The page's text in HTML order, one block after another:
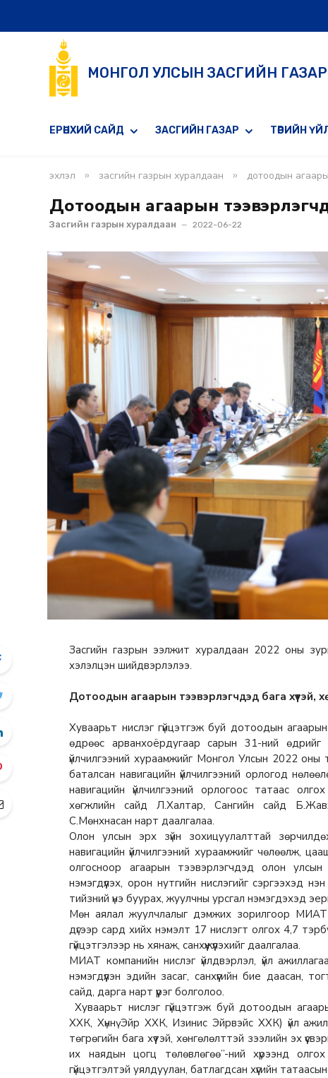
МОНГОЛ УЛСЫН ЗАСГИЙН ГАЗАР
ЕРӨНХИЙ САЙД ЗАСГИЙН ГАЗАР ТӨРИЙН
эхлэл » засгийн газрын хуралдаан » дотоодын
Дотоодын агаарын
Засгийн газрын хуралдаан 2022-06-22
Засгийн газрын ээлжит хуралдаан 2022 оны
хэлэлцэн шийдвэрлэлээ.
Дотоодын агаарын тээвэрлэгчдэд бага хүүтэй,
Хуваарьт нислэг гүйцэтгэж буй дотоодын
өдрөөс арванхоёрдугаар сарын 31-ний өдрийг
үйлчилгээний хураамжийг Монгол Улсын 2022 оны
баталсан навигацийн үйлчилгээний орлогод
навигацийн үйлчилгээний орлогоос татаас
хөгжлийн сайд Л.Халтар, Сангийн сайд
С.Мөнхнасан нарт даалгалаа.
Олон улсын эрх зүйн зохицуулалттай
навигацийн үйлчилгээний хураамжийг чөлөөлж,
олгосноор агаарын тээвэрлэгчдэд олон
нэмэгдүүлэх, орон нутгийн нислэгийг сэргээхэд
тийзний үнэ буурах, жуулчны урсгал нэмэгдэхэд
Мөн аялал жуулчлалыг дэмжих зорилгоор
дүгээр сард хийх нэмэлт 17 нислэгт олгох 4,7
гүйцэтгэлээр нь хянаж, санхүүжүүлэхийг даалгалаа.
МИАТ компанийн нислэг үйлдвэрлэл, үйл
нэмэгдүүлэн эдийн засаг, санхүүгийн бие даасан,
сайд, дарга нарт үүрэг болголоо.
Хуваарьт нислэг гүйцэтгэж буй дотоодын
ХХК, Хүннү Эйр ХХК, Изинис Эйрвэйс ХХК) үйл
төгрөгийн бага хүүтэй, хөнгөлөлттэй зээлийн эх
их наядын цогц төлөвлөгөө”-ний хүрээнд
гүйцэтгэлтэй уялдуулан, батлагдсан хүүгийн